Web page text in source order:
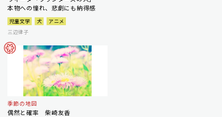
本物への憧れ、悲劇にも納得感
児童文学 犬
アニメ
三辺律子
季節の地図
偶然と確率 柴崎友香